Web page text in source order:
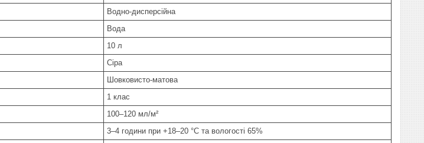
Водно-дисперсійна
Вода
10 л
Сіра
Шовковисто-матова
1 клас
100–120 мл/м²
3–4 години при +18–20 °C та вологості 65%